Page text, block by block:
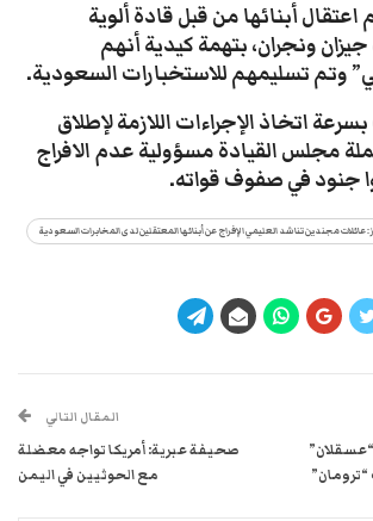
أبنائها من قبل قادة ألوية
ونجران، بتهمة كيدية أنهم
وتم تسليمهم للاستخبارات السعودية.
اتخاذ الإجراءات اللازمة لإطلاق
مجلس القيادة مسؤولية عدم الافراج
جنود في صفوف قواته.
عائلات مجندين تناشد العليمي الإفراج عن أبنائها المعتقلين لدى المخابرات السعودية
المقال التالي
صحيفة عبرية: أمريكا تواجه معضلة
مع الحوثيين في اليمن